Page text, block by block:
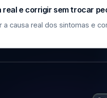
e corrigir sem trocar
causa real dos sintomas e